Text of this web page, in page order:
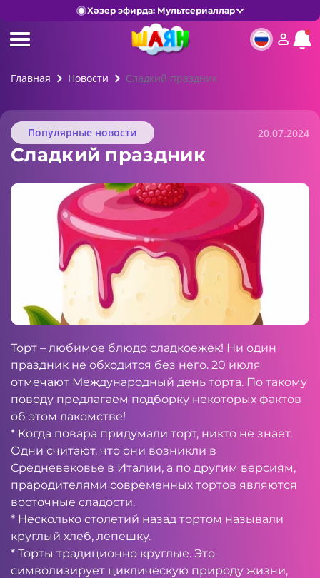
Хәзер эфирда: Мультсериаллар
Главная Новости Сладкий праздник
Популярные новости 20.07.2024
Сладкий праздник
Торт – любимое блюдо сладкоежек! Ни один
праздник не обходится без него. 20 июля
отмечают Международный день торта. По такому
поводу предлагаем подборку некоторых фактов
об этом лакомстве!
* Когда повара придумали торт, никто не знает.
Одни считают, что они возникли в
Средневековье в Италии, а по другим версиям,
прародителями современных тортов являются
восточные сладости.
* Несколько столетий назад тортом называли
круглый хлеб, лепешку.
* Торты традиционно круглые. Это
символизирует циклическую природу жизни,